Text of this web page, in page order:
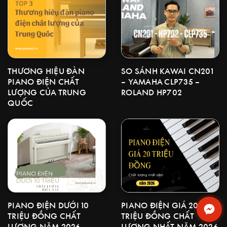
THƯƠNG HIỆU ĐÀN
PIANO ĐIỆN CHẤT
LƯỢNG CỦA TRUNG
QUỐC
SO SÁNH KAWAI CN201
– YAMAHA CLP735 –
ROLAND HP702
PIANO ĐIỆN DƯỚI 10
TRIỆU ĐỒNG CHẤT
PIANO ĐIỆN GIÁ 20
TRIỆU ĐỒNG CHẤT